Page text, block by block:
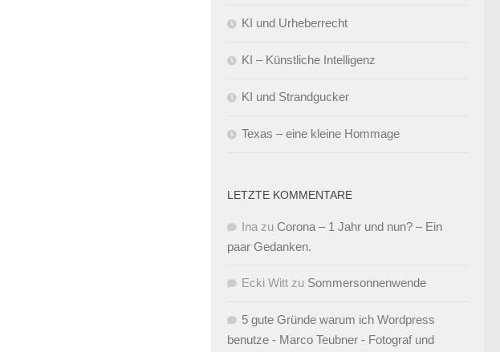
KI und Urheberrecht
KI – Künstliche Intelligenz
KI und Strandgucker
Texas – eine kleine Hommage
LETZTE KOMMENTARE
Ina zu Corona – 1 Jahr und nun? – Ein
paar Gedanken.
Ecki Witt zu Sommersonnenwende
5 gute Gründe warum ich Wordpress
benutze - Marco Teubner - Fotograf und